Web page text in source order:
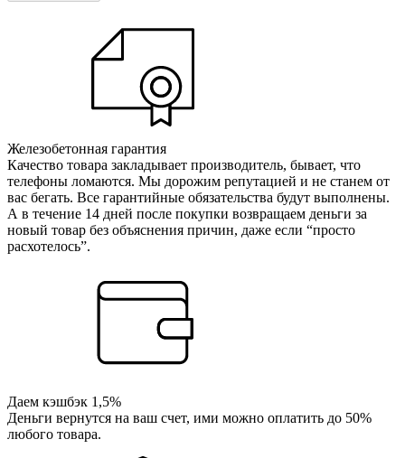
Железобетонная гарантия
Качество товара закладывает производитель, бывает, что
телефоны ломаются. Мы дорожим репутацией и не станем от
вас бегать. Все гарантийные обязательства будут выполнены.
А в течение 14 дней после покупки возвращаем деньги за
новый товар без объяснения причин, даже если “просто
расхотелось”.
Даем кэшбэк 1,5%
Деньги вернутся на ваш счет, ими можно оплатить до 50%
любого товара.